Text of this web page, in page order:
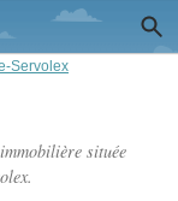
Servolex
située